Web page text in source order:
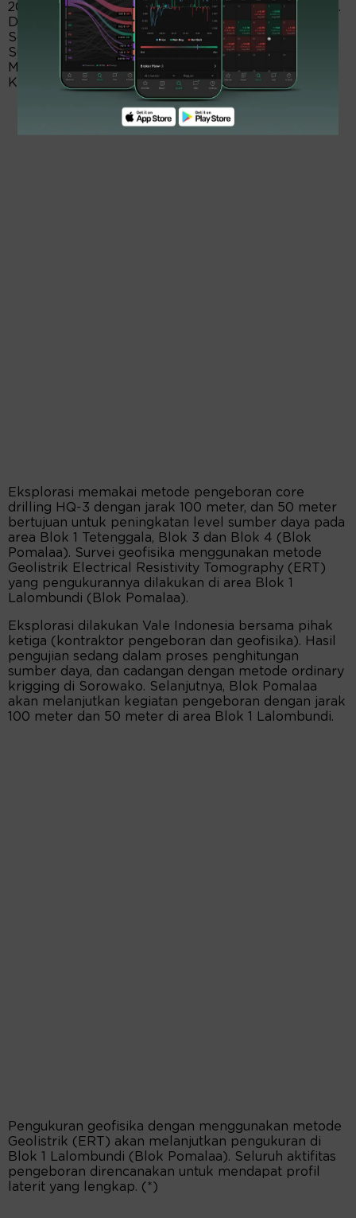
2025 menghabiskan biaya eksplorasi USD512,71 ribu.
Daerah eksplorasi meliputi Blok Sorowako dan
Sorowako Outer Area di Kabupaten Luwu Timur,
Sulawesi Selatan, dan Blok Bahodopi Kabupaten
Morowali, Sulawesi Tengah serta Blok Pomalaa
Kabupaten Kolaka, Sulawesi Tenggara.
Eksplorasi memakai metode pengeboran core
drilling HQ-3 dengan jarak 100 meter, dan 50 meter
bertujuan untuk peningkatan level sumber daya pada
area Blok 1 Tetenggala, Blok 3 dan Blok 4 (Blok
Pomalaa). Survei geofisika menggunakan metode
Geolistrik Electrical Resistivity Tomography (ERT)
yang pengukurannya dilakukan di area Blok 1
Lalombundi (Blok Pomalaa).
Eksplorasi dilakukan Vale Indonesia bersama pihak
ketiga (kontraktor pengeboran dan geofisika). Hasil
pengujian sedang dalam proses penghitungan
sumber daya, dan cadangan dengan metode ordinary
krigging di Sorowako. Selanjutnya, Blok Pomalaa
akan melanjutkan kegiatan pengeboran dengan jarak
100 meter dan 50 meter di area Blok 1 Lalombundi.
Pengukuran geofisika dengan menggunakan metode
Geolistrik (ERT) akan melanjutkan pengukuran di
Blok 1 Lalombundi (Blok Pomalaa). Seluruh aktifitas
pengeboran direncanakan untuk mendapat profil
laterit yang lengkap. (*)